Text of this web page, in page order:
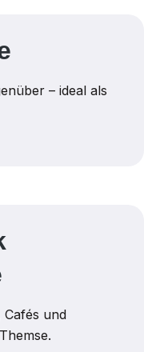
– ideal als
Cafés und